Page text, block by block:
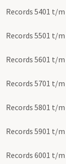
Records 5401 t/m
Records 5501 t/m
Records 5601 t/m
Records 5701 t/m
Records 5801 t/m
Records 5901 t/m
Records 6001 t/m